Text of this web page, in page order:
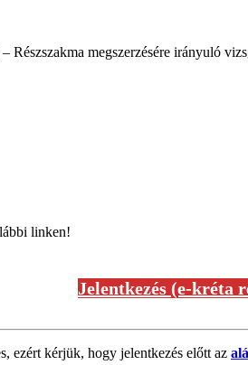
megszerzésére irányuló
linken!
Jelentkezés (e-kréta
ezért kérjük, hogy jelentkezés előtt az